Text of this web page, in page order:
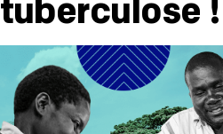
tuberculose !